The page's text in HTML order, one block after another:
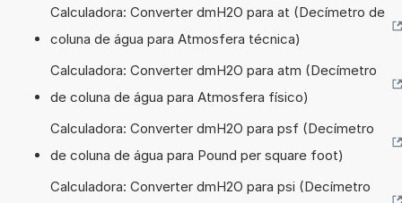
Calculadora: Converter dmH2O para at (Decímetro de
coluna de água para Atmosfera técnica)
Calculadora: Converter dmH2O para atm (Decímetro
de coluna de água para Atmosfera físico)
Calculadora: Converter dmH2O para psf (Decímetro
de coluna de água para Pound per square foot)
Calculadora: Converter dmH2O para psi (Decímetro